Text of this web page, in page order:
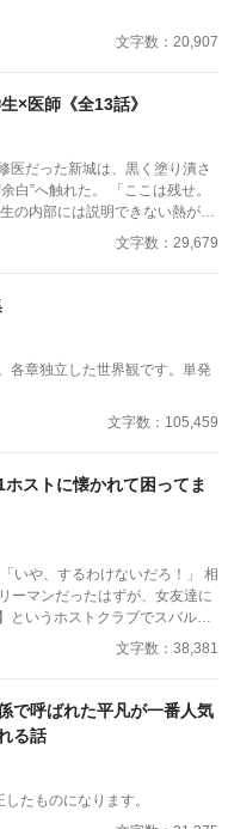
文字数：20,907
×医師《全13話》
医だった新城は、黒く塗り潰さ
た。 「ここは残せ。
身体制御が少しずつ崩れてい
反応速度だけで静かに侵食し合
りBL。全13話予定。
文字数：29,679
各章独立した世界観です。単発
文字数：105,459
ストに懐かれて困ってま
や、するわけないだろ！」 相
ーマンだったはずが、女友達に
というホストクラブでスバルと
てつきまとう。その真意は今
ル、お前なにいってん
常。 ※現在、続編連
です。読んでくださっていた
追加シーンがたくさんあるの
ば幸いです。
文字数：38,381
で呼ばれた平凡が一番人気
る話
たものになります。